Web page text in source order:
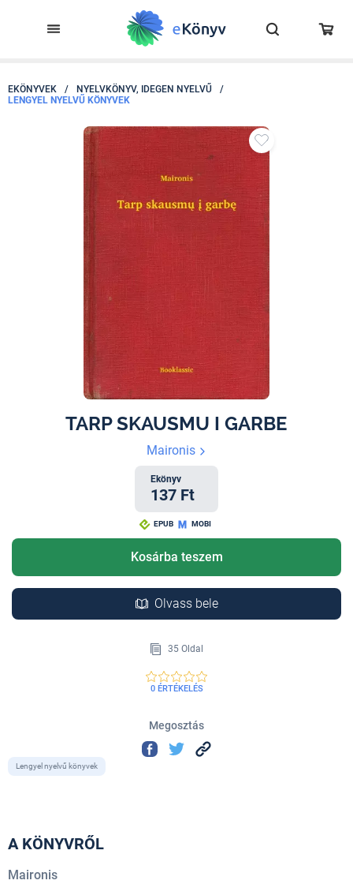
EKÖNYVEK / NYELVKÖNYV, IDEGEN NYELVŰ
/
LENGYEL NYELVŰ KÖNYVEK
TARP SKAUSMU I GARBE
Maironis
Ekönyv
137 Ft
EPUB MOBI
Kosárba teszem
Olvass bele
35 Oldal
0 ÉRTÉKELÉS
Megosztás
Lengyel nyelvű könyvek
A KÖNYVRŐL
Maironis